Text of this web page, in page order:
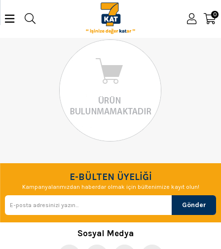
0
E-BÜLTEN ÜYELİĞİ
Kampanyalarımızdan haberdar olmak için bültenimize kayıt olun!
Gönder
Sosyal Medya